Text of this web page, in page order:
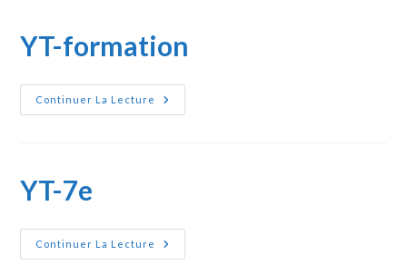
YT-formation
Continuer La Lecture
YT-
Formation
YT-7e
Continuer La Lecture
YT-
7e